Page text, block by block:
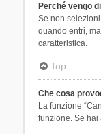
Perché vengo
Se non selezioni
quando entri,
caratteristica.
Top
Che cosa
La funzione
funzione. Se